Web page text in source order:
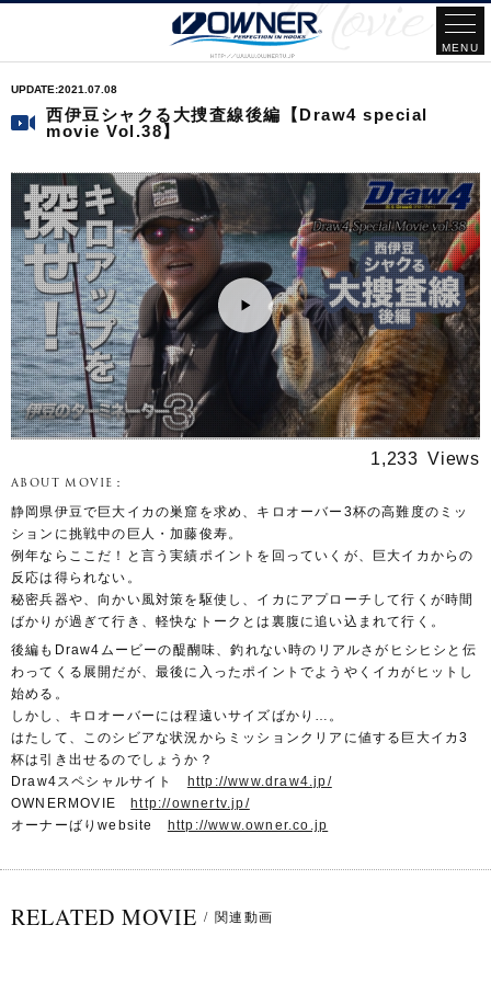
2021.07.08
西伊豆シャクる大捜査線後編【Draw4 special
movie Vol.38】
1,233
ABOUT MOVIE：
静岡県伊豆で巨大イカの巣窟を求め、キロオーバー3杯の高難度のミッ
ションに挑戦中の巨人・加藤俊寿。
例年ならここだ！と言う実績ポイントを回っていくが、巨大イカからの
反応は得られない。
秘密兵器や、向かい風対策を駆使し、イカにアプローチして行くが時間
ばかりが過ぎて行き、軽快なトークとは裏腹に追い込まれて行く。
後編もDraw4ムービーの醍醐味、釣れない時のリアルさがヒシヒシと伝
わってくる展開だが、最後に入ったポイントでようやくイカがヒットし
始める。
しかし、キロオーバーには程遠いサイズばかり…。
はたして、このシビアな状況からミッションクリアに値する巨大イカ3
杯は引き出せるのでしょうか？
Draw4スペシャルサイト http://www.draw4.jp/
OWNERMOVIEhttp://ownertv.jp/
オーナーばりwebsite http://www.owner.co.jp
RELATED MOVIE / 関連動画